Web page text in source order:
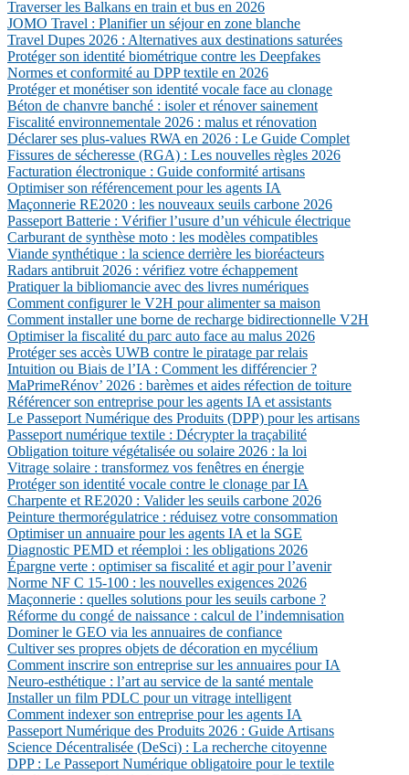
Traverser les Balkans en train et bus en 2026
JOMO Travel : Planifier un séjour en zone blanche
Travel Dupes 2026 : Alternatives aux destinations saturées
Protéger son identité biométrique contre les Deepfakes
Normes et conformité au DPP textile en 2026
Protéger et monétiser son identité vocale face au clonage
Béton de chanvre banché : isoler et rénover sainement
Fiscalité environnementale 2026 : malus et rénovation
Déclarer ses plus-values RWA en 2026 : Le Guide Complet
Fissures de sécheresse (RGA) : Les nouvelles règles 2026
Facturation électronique : Guide conformité artisans
Optimiser son référencement pour les agents IA
Maçonnerie RE2020 : les nouveaux seuils carbone 2026
Passeport Batterie : Vérifier l’usure d’un véhicule électrique
Carburant de synthèse moto : les modèles compatibles
Viande synthétique : la science derrière les bioréacteurs
Radars antibruit 2026 : vérifiez votre échappement
Pratiquer la bibliomancie avec des livres numériques
Comment configurer le V2H pour alimenter sa maison
Comment installer une borne de recharge bidirectionnelle V2H
Optimiser la fiscalité du parc auto face au malus 2026
Protéger ses accès UWB contre le piratage par relais
Intuition ou Biais de l’IA : Comment les différencier ?
MaPrimeRénov’ 2026 : barèmes et aides réfection de toiture
Référencer son entreprise pour les agents IA et assistants
Le Passeport Numérique des Produits (DPP) pour les artisans
Passeport numérique textile : Décrypter la traçabilité
Obligation toiture végétalisée ou solaire 2026 : la loi
Vitrage solaire : transformez vos fenêtres en énergie
Protéger son identité vocale contre le clonage par IA
Charpente et RE2020 : Valider les seuils carbone 2026
Peinture thermorégulatrice : réduisez votre consommation
Optimiser un annuaire pour les agents IA et la SGE
Diagnostic PEMD et réemploi : les obligations 2026
Épargne verte : optimiser sa fiscalité et agir pour l’avenir
Norme NF C 15-100 : les nouvelles exigences 2026
Maçonnerie : quelles solutions pour les seuils carbone ?
Réforme du congé de naissance : calcul de l’indemnisation
Dominer le GEO via les annuaires de confiance
Cultiver ses propres objets de décoration en mycélium
Comment inscrire son entreprise sur les annuaires pour IA
Neuro-esthétique : l’art au service de la santé mentale
Installer un film PDLC pour un vitrage intelligent
Comment indexer son entreprise pour les agents IA
Passeport Numérique des Produits 2026 : Guide Artisans
Science Décentralisée (DeSci) : La recherche citoyenne
DPP : Le Passeport Numérique obligatoire pour le textile